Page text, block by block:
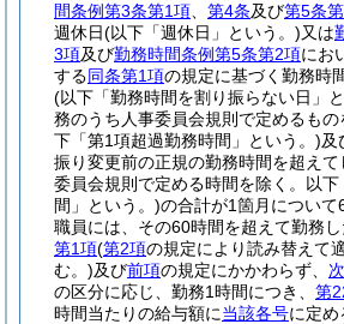
間条例第3条第1項
第4条及び第5条
週休日(以下「週休日」という。)又は
3項及び勤務時間条例第5条第2項にお
する同条第1項の規定に基づく勤務時
(以下「勤務時間を割り振らない日」
務のうち人事委員会規則で定めるもの
下「第1項超過勤務時間」という。)及
振り変更前の正規の勤務時間を超えて
委員会規則で定める時間を除く。以
間」という。)の合計が1箇月について
職員には、その60時間を超えて勤務し
第1項(第2項の規定により読み替えて
む。)及び前項の規定にかかわらず、
の区分に応じ、勤務1時間につき、 第
時間当たりの給与額に当該各号に定め